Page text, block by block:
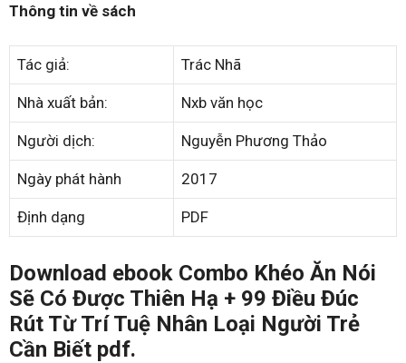
Thông tin về sách
Tác giả: Trác Nhã
Nhà xuất bản: Nxb văn học
Người dịch: Nguyễn Phương Thảo
Ngày phát hành 2017
Định dạng PDF
Download ebook Combo Khéo Ăn Nói
Sẽ Có Được Thiên Hạ + 99 Điều Đúc
Rút Từ Trí Tuệ Nhân Loại Người Trẻ
Cần Biết pdf.